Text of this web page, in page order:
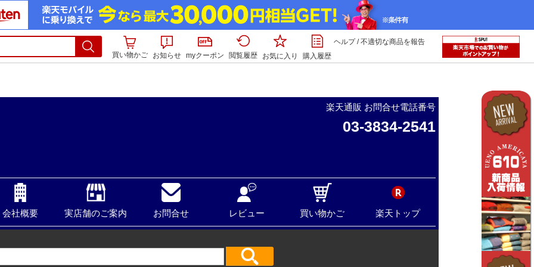
買い物かご お知らせ myクーポン 閲覧履歴 お気に入り 購入履歴
ヘルプ/不適切な商品を報告